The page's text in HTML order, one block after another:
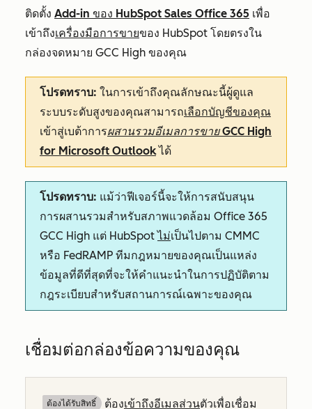
ติดตั้ง Add-in ของ HubSpot Sales Office 365 เพื่อ
เข้าถึงเครื่องมือการขายของ HubSpot โดยตรงใน
กล่องจดหมาย GCC High ของคุณ
โปรดทราบ: ในการเข้าถึงคุณลักษณะนี้ผู้ดูแล
ระบบระดับสูงของคุณสามารถเลือกบัญชีของคุณ
เข้าสู่เบต้าการผสานรวมอีเมลการขาย GCC High
for Microsoft Outlookได้
โปรดทราบ: แม้ว่าฟีเจอร์นี้จะให้การสนับสนุน
การผสานรวมสำหรับสภาพแวดล้อม Office 365
GCC High แต่ HubSpotไม่เป็นไปตาม CMMC
หรือ FedRAMP ทีมกฎหมายของคุณเป็นแหล่ง
ข้อมูลที่ดีที่สุดที่จะให้คำแนะนำในการปฏิบัติตาม
กฎระเบียบสำหรับสถานการณ์เฉพาะของคุณ
เชื่อมต่อกล่องข้อความของคุณ
ต้องได้รับสิทธิ์​ ต้องเข้าถึงอีเมลส่วนตัวเพื่อเชื่อม